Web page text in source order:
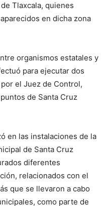
Tlaxcala, quienes
en dicha zona
organismos estatales y
para ejecutar dos
el Juez de Control,
de Santa Cruz
en las instalaciones de la
de Santa Cruz
diferentes
relacionados con el
que se llevaron a cabo
como parte de